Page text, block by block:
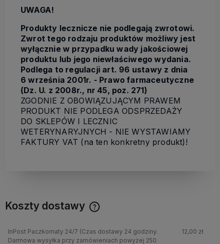
UWAGA!
Produkty lecznicze nie podlegają zwrotowi.
Zwrot tego rodzaju produktów możliwy jest
wyłącznie w przypadku wady jakościowej
produktu lub jego niewłaściwego wydania.
Podlega to regulacji art. 96 ustawy z dnia
6 września 2001r. - Prawo farmaceutyczne
(Dz. U. z 2008r., nr 45, poz. 271)
ZGODNIE Z OBOWIĄZUJĄCYM PRAWEM
PRODUKT NIE PODLEGA ODSPRZEDAŻY
DO SKLEPÓW I LECZNIC
WETERYNARYJNYCH - NIE WYSTAWIAMY
FAKTURY VAT (na ten konkretny produkt)!
Koszty dostawy
InPost Paczkomaty 24/7 (Czas dostawy 24 godziny.
Darmowa wysyłka przy zamówieniach powyżej 250
12,00 zł